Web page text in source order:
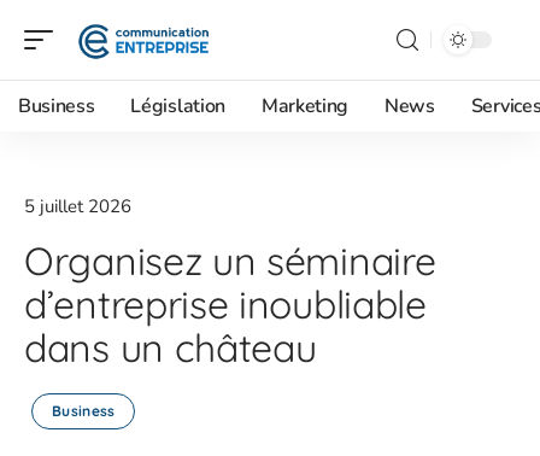
Business Législation Marketing News
5 juillet 2026
Organisez un séminaire
d’entreprise inoubliable
dans un château
Business